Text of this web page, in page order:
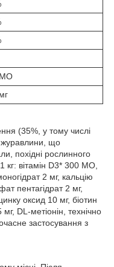
(35%, у тому числі
журавлини, що
похідні рослинного
кг: вітамін D3* 300 МО,
2 мг, кальцію
пентагідрат 2 мг,
оксид 10 мг, біотин
DL-метіонін, технічно
застосування з